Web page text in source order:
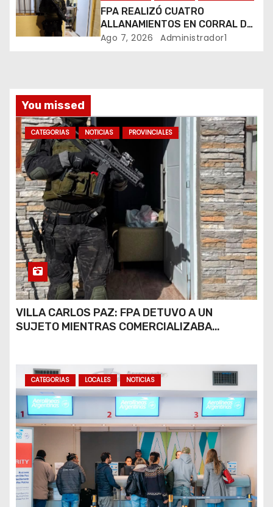
r
a
a
s
FPA REALIZÓ CUATRO
ALLANAMIENTOS EN CORRAL DE
BUSTOS-IFFLINGER
Ago 7, 2026 Administrador1
You missed
CATEGORIAS NOTICIAS PROVINCIALES
VILLA CARLOS PAZ: FPA DETUVO A UN
SUJETO MIENTRAS COMERCIALIZABA
CATEGORIAS LOCALES NOTICIAS